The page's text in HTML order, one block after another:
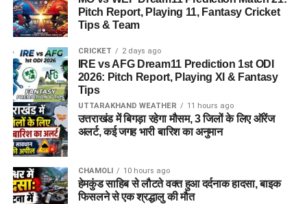
Pitch Report, Playing 11, Fantasy Cricket
Tips & Team
CRICKET 2 days ago
IRE vs AFG Dream11 Prediction 1st ODI
2026: Pitch Report, Playing XI & Fantasy
Tips
UTTARAKHAND WEATHER 11 hours ago
उत्तराखंड में बिगड़ा रहेगा मौसम, 3 जिलों के लिए ऑरेंज
अलर्ट, कई जगह भारी बारिश का अनुमान
CHAMOLI 10 hours ago
हेमकुंड साहिब से लौटते वक्त हुआ दर्दनाक हादसा, बाइक
फिसलने से एक श्रद्धालु की मौत